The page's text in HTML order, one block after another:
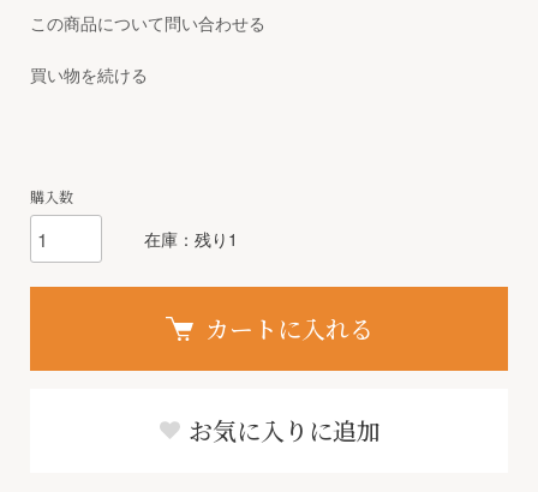
この商品について問い合わせる
買い物を続ける
購入数
在庫：残り1
カートに入れる
お気に入りに追加